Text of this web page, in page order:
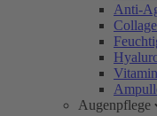
Anti-
Augenpflege